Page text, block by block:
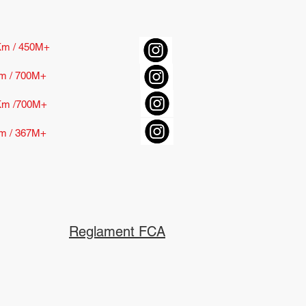
/ 450M+
/ 700M+
/700M+
/ 367M+
Reglament FCA